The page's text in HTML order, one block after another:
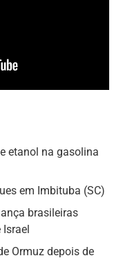
etanol na gasolina
em Imbituba (SC)
brasileiras
Ormuz depois de